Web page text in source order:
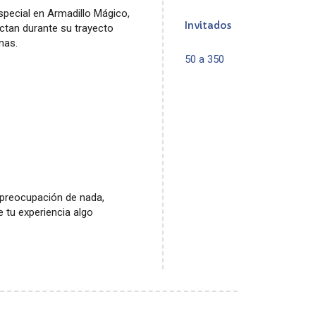
en Armadillo Mágico,
durante su trayecto
de nada,
tu experiencia algo
Invitados
50 a 350